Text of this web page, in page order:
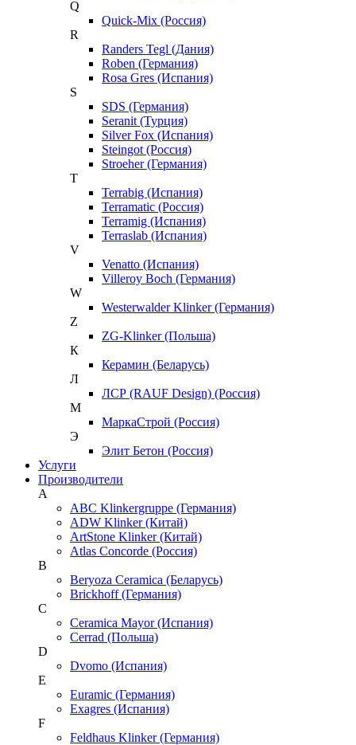
Q
Quick-Mix (Россия)
R
Randers Tegl (Дания)
Roben (Германия)
Rosa Gres (Испания)
S
SDS (Германия)
Seranit (Турция)
Silver Fox (Испания)
Steingot (Россия)
Stroeher (Германия)
T
Terrabig (Испания)
Terramatic (Россия)
Terramig (Испания)
Terraslab (Испания)
V
Venatto (Испания)
Villeroy Boch (Германия)
W
Westerwalder Klinker (Германия)
Z
ZG-Klinker (Польша)
К
Керамин (Беларусь)
Л
ЛСР (RAUF Design) (Россия)
М
МаркаСтрой (Россия)
Э
Элит Бетон (Россия)
Услуги
Производители
A
ABC Klinkergruppe (Германия)
ADW Klinker (Китай)
ArtStone Klinker (Китай)
Atlas Concorde (Россия)
B
Beryoza Ceramica (Беларусь)
Brickhoff (Германия)
C
Ceramica Mayor (Испания)
Cerrad (Польша)
D
Dvomo (Испания)
E
Euramic (Германия)
Exagres (Испания)
F
Feldhaus Klinker (Германия)